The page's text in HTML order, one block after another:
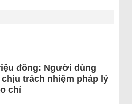
đồng: Người dùng
trách nhiệm pháp lý
chí